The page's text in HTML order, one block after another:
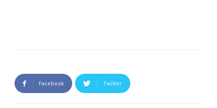
Facebook Twitter